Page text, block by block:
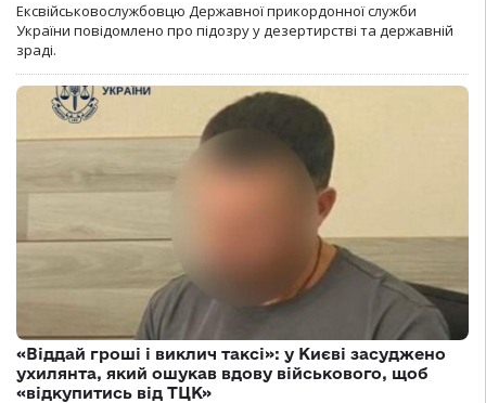
Ексвійськовослужбовцю Державної прикордонної служби
України повідомлено про підозру у дезертирстві та державній
зраді.
«Віддай гроші і виклич таксі»: у Києві засуджено
ухилянта, який ошукав вдову військового, щоб
«відкупитись від ТЦК»